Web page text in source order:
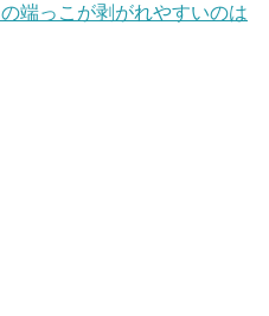
端っこが剥がれやすいのは